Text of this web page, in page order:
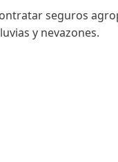
seguros
y nevazones.